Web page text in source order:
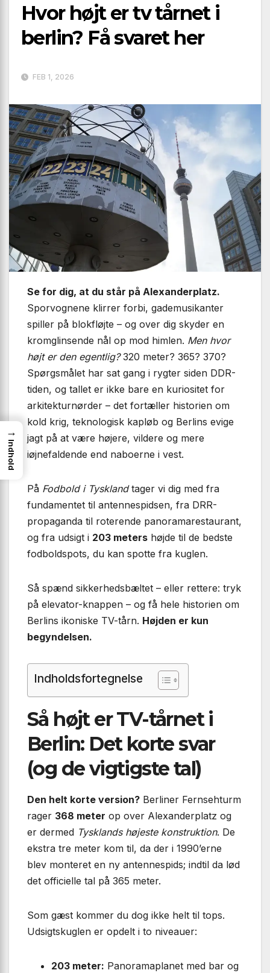
Hvor højt er tv tårnet i
berlin? Få svaret her
FEB 1, 2026
Se for dig, at du står på Alexanderplatz.
Sporvognene klirrer forbi, gademusikanter
spiller på blokfløjte – og over dig skyder en
kromglinsende nål op mod himlen. Men hvor
højt er den egentlig?320 meter? 365? 370?
Spørgsmålet har sat gang i rygter siden DDR-
tiden, og tallet er ikke bare en kuriositet for
arkitekturnørder – det fortæller historien om
kold krig, teknologisk kapløb og Berlins evige
jagt på at være højere, vildere og mere
iøjnefaldende end naboerne i vest.
På Fodbold i Tysklandtager vi dig med fra
fundamentet til antennespidsen, fra DRR-
propaganda til roterende panoramarestaurant,
og fra udsigt i 203 meters højde til de bedste
fodboldspots, du kan spotte fra kuglen.
Så spænd sikkerhedsbæltet – eller rettere: tryk
på elevator-knappen – og få hele historien om
Berlins ikoniske TV-tårn. Højden er kun
begyndelsen.
Indholdsfortegnelse
Så højt er TV-tårnet i
Berlin: Det korte svar
(og de vigtigste tal)
Den helt korte version? Berliner Fernsehturm
rager 368 meter op over Alexanderplatz og
er dermed Tysklands højeste konstruktion. De
ekstra tre meter kom til, da der i 1990’erne
blev monteret en ny antennespids; indtil da lød
det officielle tal på 365 meter.
Som gæst kommer du dog ikke helt til tops.
Udsigtskuglen er opdelt i to niveauer:
203 meter: Panoramaplanet med bar og
→
Indhold